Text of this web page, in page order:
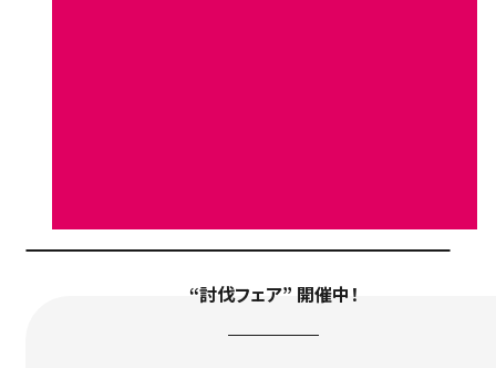
“討伐フェア” 開催中！